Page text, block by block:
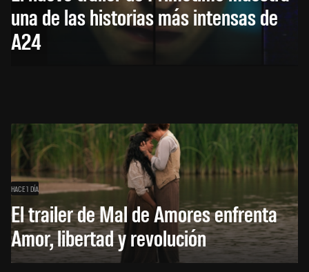
una de las historias más intensas de
A24
HACE 1 DÍA
El trailer de Mal de Amores enfrenta
Amor, libertad y revolución